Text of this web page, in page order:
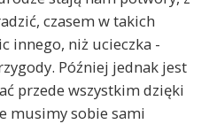
czasem w takich
innego, niż ucieczka -
Później jednak jest
przede wszystkim dzięki
musimy sobie sami